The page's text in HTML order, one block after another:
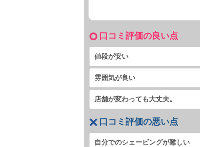
口コミ評価の良い点
値段が安い
雰囲気が良い
店舗が変わっても大丈夫。
口コミ評価の悪い点
自分でのシェービングが難しい